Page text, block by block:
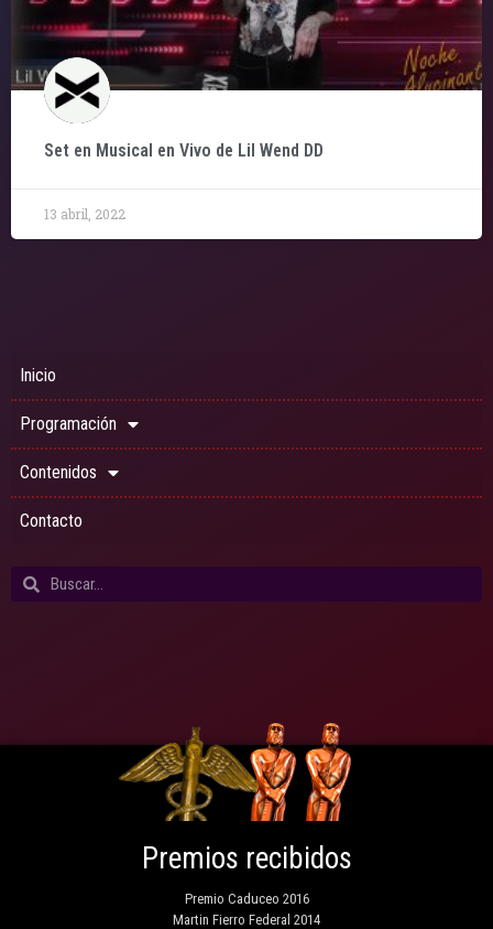
Set en Musical en Vivo de Lil Wend DD
13 abril, 2022
Inicio
Programación
Contenidos
Contacto
Premios recibidos
Premio Caduceo 2016
Martin Fierro Federal 2014